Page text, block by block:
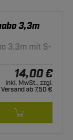
3,3m
3,3m mit S-
14,00 €
inkl. MwSt., zzgl.
Versand ab 7,50 €